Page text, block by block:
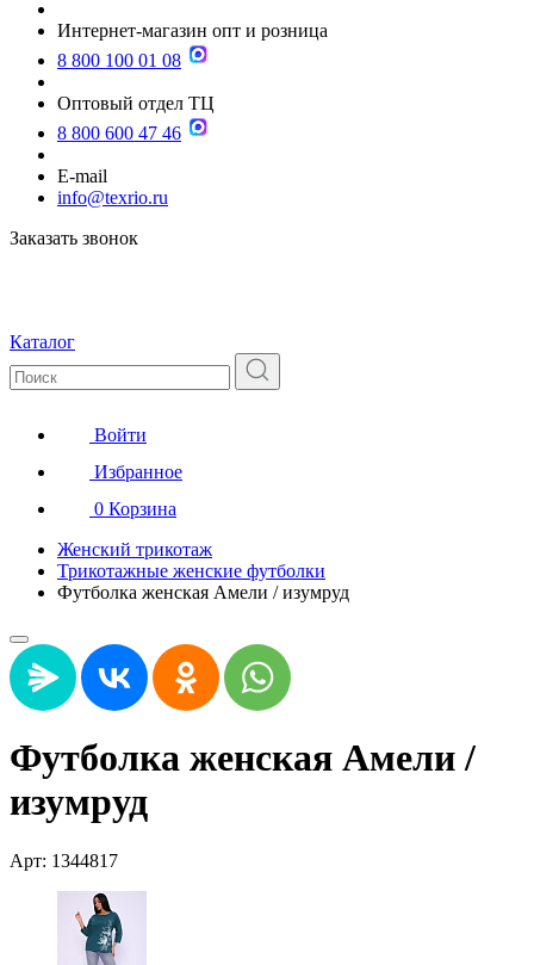
Интернет-магазин опт и розница
8 800 100 01 08
Оптовый отдел ТЦ
8 800 600 47 46
E-mail
info@texrio.ru
Заказать звонок
Каталог
Войти
Избранное
0 Корзина
Женский трикотаж
Трикотажные женские футболки
Футболка женская Амели / изумруд
Футболка женская Амели /
изумруд
Арт: 1344817